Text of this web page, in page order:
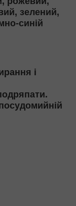
зелений,
синій
і